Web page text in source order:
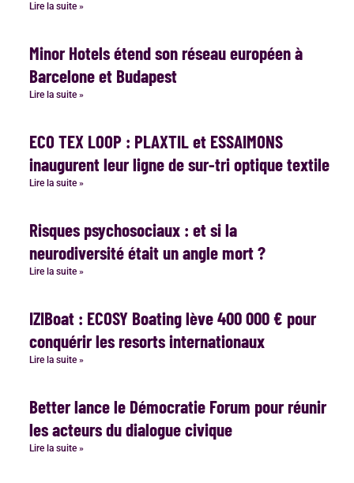
Lire la suite »
Minor Hotels étend son réseau européen à
Barcelone et Budapest
Lire la suite »
ECO TEX LOOP : PLAXTIL et ESSAIMONS
inaugurent leur ligne de sur-tri optique textile
Lire la suite »
Risques psychosociaux : et si la
neurodiversité était un angle mort ?
Lire la suite »
IZIBoat : ECOSY Boating lève 400 000 € pour
conquérir les resorts internationaux
Lire la suite »
Better lance le Démocratie Forum pour réunir
les acteurs du dialogue civique
Lire la suite »